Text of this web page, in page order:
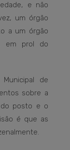
e não
um órgão
a um órgão
em prol do
de
sobre a
do posto e o
é que as